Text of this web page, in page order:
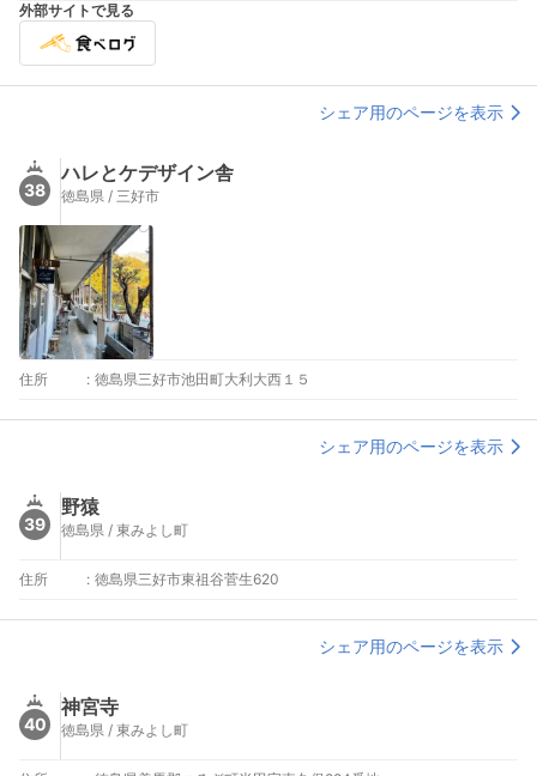
外部サイトで見る
シェア用のページを表示
38
ハレとケデザイン舎
徳島県 / 三好市
住所 : 徳島県三好市池田町大利大西１５
シェア用のページを表示
39
野猿
徳島県 / 東みよし町
住所 : 徳島県三好市東祖谷菅生620
シェア用のページを表示
40
神宮寺
徳島県 / 東みよし町